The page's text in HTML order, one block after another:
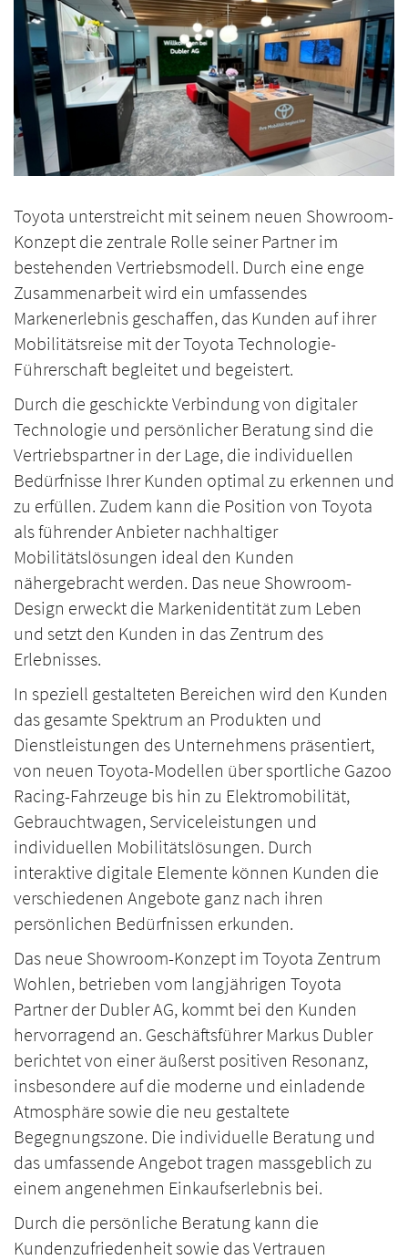
Toyota unterstreicht mit seinem neuen Showroom-
Konzept die zentrale Rolle seiner Partner im
bestehenden Vertriebsmodell. Durch eine enge
Zusammenarbeit wird ein umfassendes
Markenerlebnis geschaffen, das Kunden auf ihrer
Mobilitätsreise mit der Toyota Technologie-
Führerschaft begleitet und begeistert.
Durch die geschickte Verbindung von digitaler
Technologie und persönlicher Beratung sind die
Vertriebspartner in der Lage, die individuellen
Bedürfnisse Ihrer Kunden optimal zu erkennen und
zu erfüllen. Zudem kann die Position von Toyota
als führender Anbieter nachhaltiger
Mobilitätslösungen ideal den Kunden
nähergebracht werden. Das neue Showroom-
Design erweckt die Markenidentität zum Leben
und setzt den Kunden in das Zentrum des
Erlebnisses.
In speziell gestalteten Bereichen wird den Kunden
das gesamte Spektrum an Produkten und
Dienstleistungen des Unternehmens präsentiert,
von neuen Toyota-Modellen über sportliche Gazoo
Racing-Fahrzeuge bis hin zu Elektromobilität,
Gebrauchtwagen, Serviceleistungen und
individuellen Mobilitätslösungen. Durch
interaktive digitale Elemente können Kunden die
verschiedenen Angebote ganz nach ihren
persönlichen Bedürfnissen erkunden.
Das neue Showroom-Konzept im Toyota Zentrum
Wohlen, betrieben vom langjährigen Toyota
Partner der Dubler AG, kommt bei den Kunden
hervorragend an. Geschäftsführer Markus Dubler
berichtet von einer äußerst positiven Resonanz,
insbesondere auf die moderne und einladende
Atmosphäre sowie die neu gestaltete
Begegnungszone. Die individuelle Beratung und
das umfassende Angebot tragen massgeblich zu
einem angenehmen Einkaufserlebnis bei.
Durch die persönliche Beratung kann die
Kundenzufriedenheit sowie das Vertrauen